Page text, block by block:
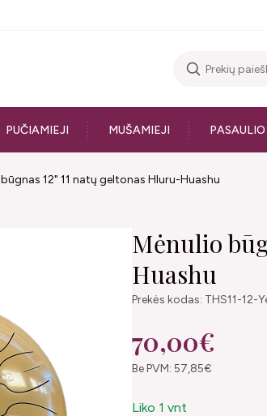
PUČIAMIEJI MUŠAMIEJI
12" 11 natų geltonas Hluru-Huashu
Mėnulio
Huashu
Prekės kodas: THS11-12-
70,00€
Be PVM: 57,85€
Liko 1 vnt